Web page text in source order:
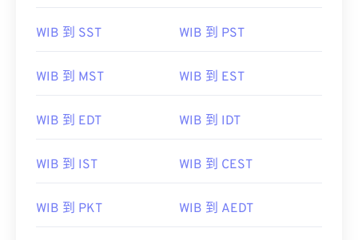
WIB 到 SST WIB 到 PST
WIB 到 MST WIB 到 EST
WIB 到 EDT WIB 到 IDT
WIB 到 IST WIB 到 CEST
WIB 到 PKT WIB 到 AEDT